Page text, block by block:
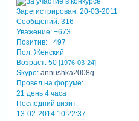
Зарегистрирован: 20-03-2011
Сообщений:316
Уважение: +673
Позитив: +497
Пол:Женский
Возраст:50 [1976-03-24]
Skype: annushka2008g
Провел на форуме:
21 день 4 часа
Последний визит:
13-02-2014 10:22:37